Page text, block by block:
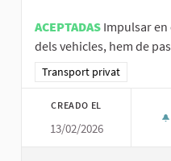
ACEPTADAS Impulsar en
dels vehicles, hem de
Resultados al filtrar por la
Transport privat
CREADO EL
13/02/2026